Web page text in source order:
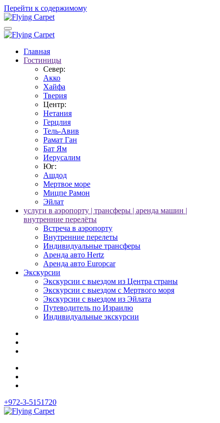
Перейти к содержимому
Главная
Гостиницы
Север:
Акко
Хайфа
Тверия
Центр:
Нетания
Герцлия
Тель-Авив
Рамат Ган
Бат Ям
Иерусалим
Юг:
Ашдод
Мертвое море
Мицпе Рамон
Эйлат
услуги в аэропорту | трансферы | аренда машин |
внутренние перелёты
Встреча в аэропорту
Внутренние перелеты
Индивидуальные трансферы
Аренда авто Hertz
Аренда авто Europcar
Экскурсии
Экскурсии с выездом из Центра страны
Экскурсии с выездом c Мертвого моря
Экскурсии с выездом из Эйлата
Путеводитель по Израилю
Индивидуальные экскурсии
+972-3-5151720